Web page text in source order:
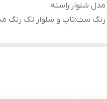
مدل شلوار :راسته
رنگ ست:تاپ و شلوار تک